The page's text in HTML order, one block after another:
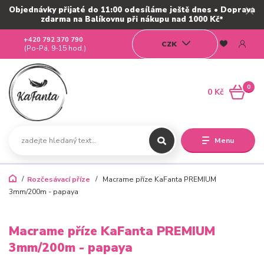
Objednávky přijaté do 11:00 odesíláme ještě dnes • Doprava
zdarma na Balíkovnu při nákupu nad 1000 Kč*
Menu
CZK
+420 792 370 790
(Po-Pá, 9-15 hod.)
0
0 Kč
Rozčesávací příze
Macrame příze KaFanta PREMIUM
3mm/200m - papaya
Macrame příze KaFanta PREMIUM
3mm/200m - papaya